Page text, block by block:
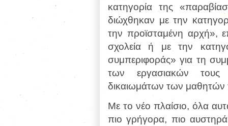
κατηγορία της
διώχθηκαν με την
την προϊσταμένη αρχή»,
σχολεία ή με την
συμπεριφοράς» για τη
των εργασιακών
δικαιωμάτων των μαθητών
Με το νέο πλαίσιο, όλα
πιο γρήγορα, πιο